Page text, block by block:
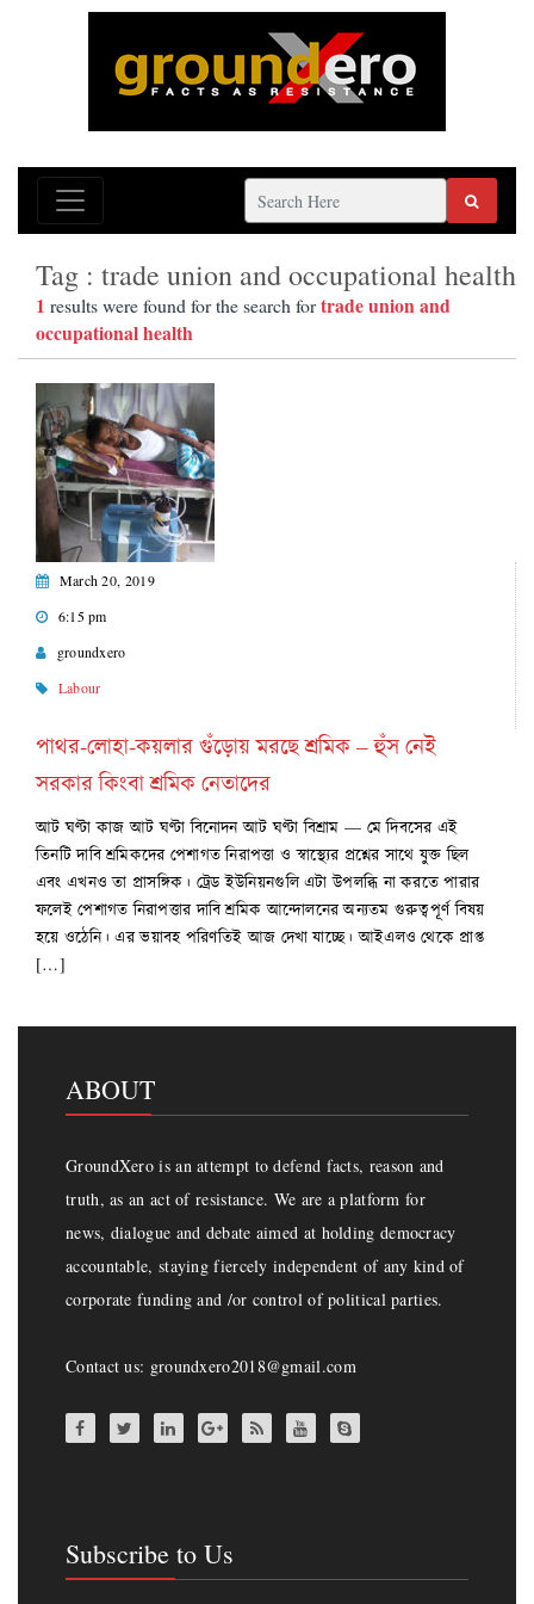
Tag : trade union and occupational health
1 results were found for the search fortrade union and
occupational health
March 20, 2019
6:15 pm
groundxero
Labour
পাথর-লোহা-কয়লার গুঁড়োয় মরছে শ্রমিক – হুঁস নেই
সরকার কিংবা শ্রমিক নেতাদের
আট ঘণ্টা কাজ আট ঘণ্টা বিনোদন আট ঘণ্টা বিশ্রাম — মে দিবসের এই
তিনটি দাবি শ্রমিকদের পেশাগত নিরাপত্তা ও স্বাস্থ্যের প্রশ্নের সাথে যুক্ত ছিল
এবং এখনও তা প্রাসঙ্গিক। ট্রেড ইউনিয়নগুলি এটা উপলব্ধি না করতে পারার
ফলেই পেশাগত নিরাপত্তার দাবি শ্রমিক আন্দোলনের অন্যতম গুরুত্বপূর্ণ বিষয়
হয়ে ওঠেনি। এর ভয়াবহ পরিণতিই আজ দেখা যাচ্ছে। আইএলও থেকে প্রাপ্ত
[…]
ABOUT
GroundXero is an attempt to defend facts, reason and
truth, as an act of resistance. We are a platform for
news, dialogue and debate aimed at holding democracy
accountable, staying fiercely independent of any kind of
corporate funding and /or control of political parties.
Contact us: groundxero2018@gmail.com
Subscribe to Us